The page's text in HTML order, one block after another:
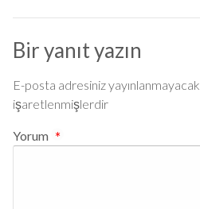
Bir yanıt yazın
E-posta adresiniz yayınlanmayacak.
işaretlenmişlerdir
Yorum *